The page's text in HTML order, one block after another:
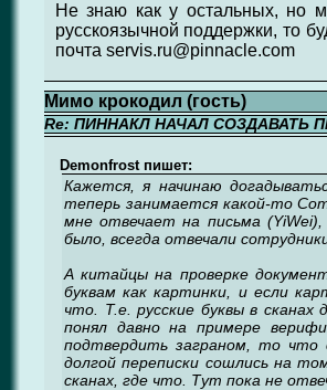
Не знаю как у остальных, но
русскоязычной поддержки, то
почта servis.ru@pinnacle.com
Мимо крокодил (гость)
Re: ПИННАКЛ НАЧАЛ
Demonfrost пишет:
Кажется, я начинаю
теперь занимается какой-то
мне отвечает на письма
было, всегда отвечали
А китайцы на проверке
буквам как картинки, и если
что. Т.е. русские буквы в
понял давно на примере
подтвердить заграном, то что
долгой переписки сошлись на
сканах, где что. Тут пока не